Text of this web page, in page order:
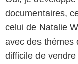
documentaires,
celui de Natalie
avec des thèmes
difficile de